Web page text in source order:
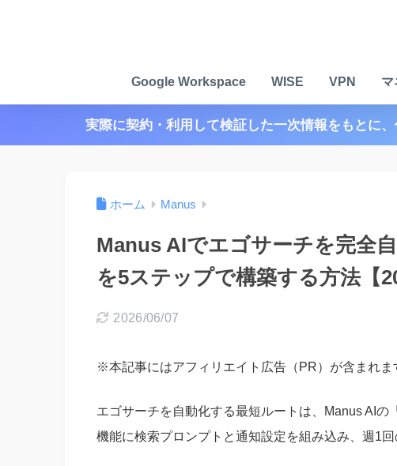
Google Workspace WISE VPN マ
実際に契約・利用して検証した一次情報をもとに
ホーム Manus
Manus AIでエゴサーチを完全
を5ステップで構築する方法【
2026/06/07
※本記事にはアフィリエイト広告（PR）が含まれま
エゴサーチを自動化する最短ルートは、Manus AIの
機能に検索プロンプトと通知設定を組み込み、週1